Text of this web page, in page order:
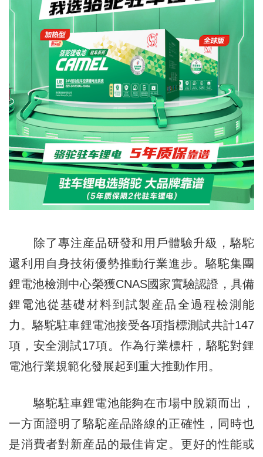
除了專注産品研發和用戶體驗升級，駱駝
還利用自身技術優勢推動行業進步。駱駝集團
鋰電池檢測中心榮獲CNAS國家實驗認證，具備
鋰電池從基礎材料到試製産品全過程檢測能
力。駱駝駐車鋰電池接受各項指標測試共計147
項，安全測試17項。作為行業標杆，駱駝對鋰
電池行業規範化發展起到重大推動作用。
駱駝駐車鋰電池能夠在市場中脫穎而出，
一方面證明了駱駝産品路線的正確性，同時也
是消費者對新産品的最佳肯定。更好的性能或